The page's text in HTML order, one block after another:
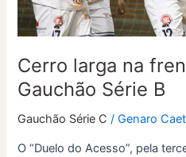
Cerro larga na
Gauchão Série B
Gauchão Série C /Genaro
O “Duelo do Acesso”, pela
Série
B